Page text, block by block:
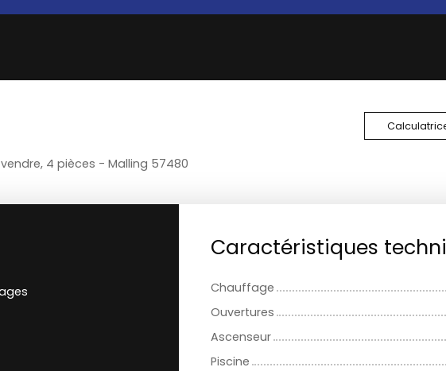
4 pièces - Malling 57480
Caractéristiques
Chauffage
Ouvertures
Ascenseur
Piscine